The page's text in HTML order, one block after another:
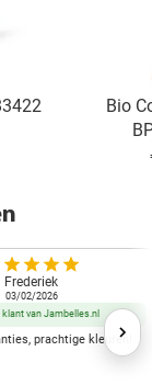
Bio
Frederiek
03/02/2026
van Jambelles.nl
prachtige kleuren!